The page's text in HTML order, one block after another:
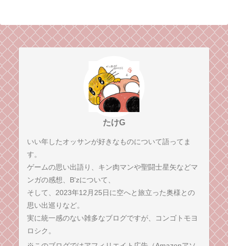
たけG
いい年したオッサンが好きなものについて語ってま
す。
ゲームの思い出語り、キン肉マンや聖闘士星矢などマ
ンガの感想、B'zについて、
そして、2023年12月25日に空へと旅立った奥様との
思い出巡りなど。
実に統一感のない雑多なブログですが、コンゴトモヨ
ロシク。